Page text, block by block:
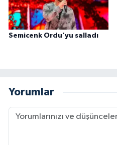
Semicenk Ordu'yu salladı
Yorumlar